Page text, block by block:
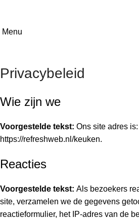
Menu
Privacybeleid
Wie zijn we
Voorgestelde tekst: Ons site adres is:
https://refreshweb.nl/keuken.
Reacties
Voorgestelde tekst: Als bezoekers
site, verzamelen we de gegevens
reactieformulier, het IP-adres van de